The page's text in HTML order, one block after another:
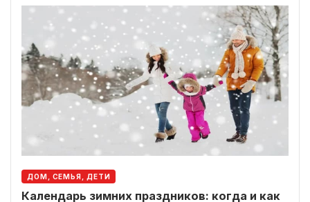
ДОМ, СЕМЬЯ, ДЕТИ
Календарь зимних праздников: когда и как